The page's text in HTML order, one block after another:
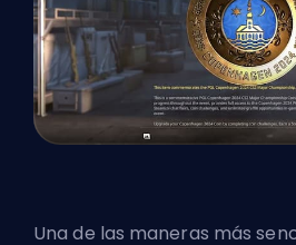
Una de las maneras más